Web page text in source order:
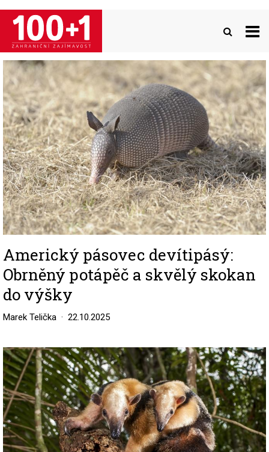
Přejít
hlavnímu
obsahu
Image
Americký pásovec devítipásý:
Obrněný potápěč a skvělý skokan
do výšky
Marek Telička 22.10.2025
Image